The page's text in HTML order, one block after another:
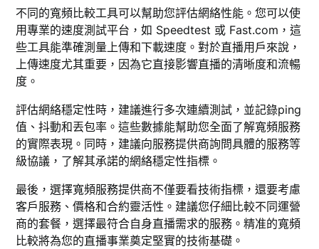
不同的寬頻比較工具可以幫助您評估網絡性能。您可以使
用專業的速度測試平台，如 Speedtest 或 Fast.com，這
些工具能準確測量上傳和下載速度。對於直播用戶來說，
上傳速度尤其重要，因為它直接影響直播的清晰度和流暢
度。
評估網絡穩定性時，建議進行多次連續測試，並記錄ping
值、抖動和丟包率。這些數據能幫助您全面了解寬頻服務
的實際表現。同時，建議向服務提供商詢問具體的服務等
級協議，了解其承諾的網絡穩定性指標。
最後，選擇寬頻服務提供商不僅要看技術指標，還要考慮
客戶服務、價格和合約靈活性。建議您仔細比較不同運營
商的套餐，選擇最符合自身直播需求的服務。精准的寬頻
比較將為您的直播事業奠定堅實的技術基礎。